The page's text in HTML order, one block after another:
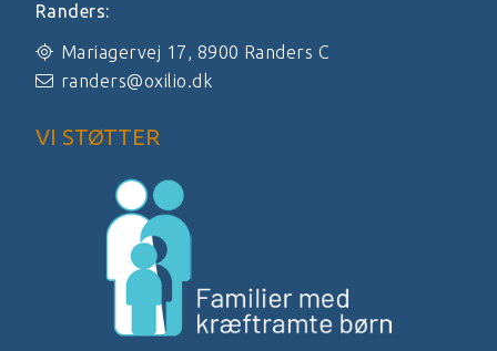
Randers:
Mariagervej 17, 8900 Randers C
randers@oxilio.dk
VI STØTTER